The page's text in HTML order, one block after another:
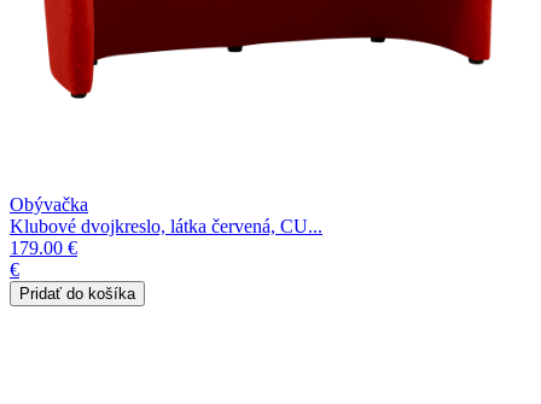
Obývačka
Klubové dvojkreslo, látka červená, CU...
179.00 €
€